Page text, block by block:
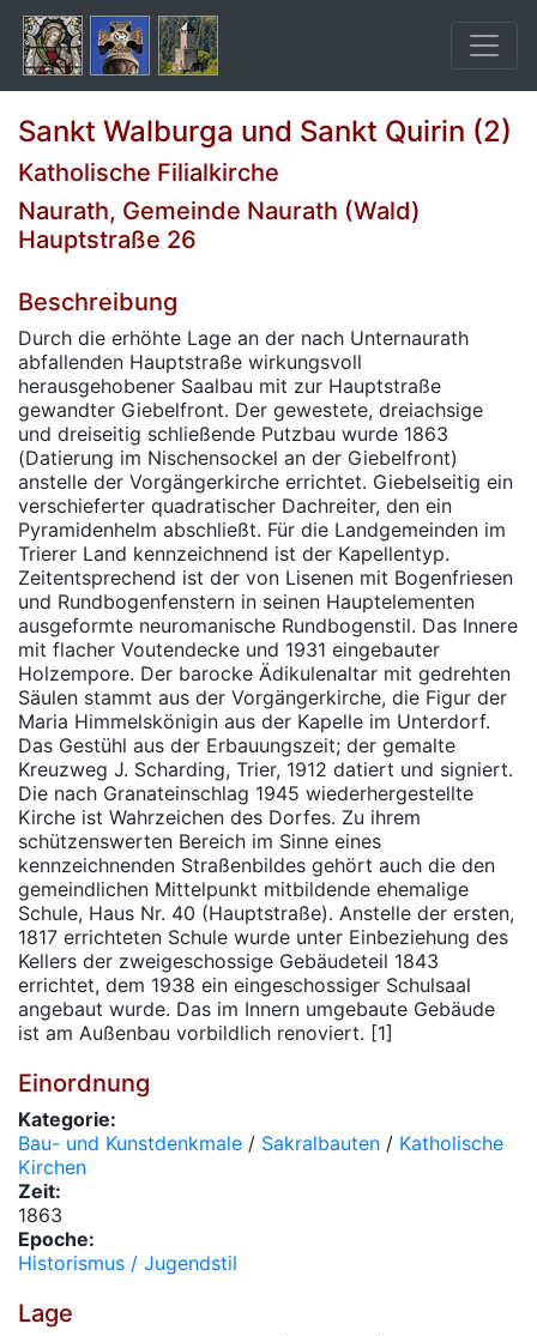
Sankt Walburga und Sankt Quirin (2)
Katholische Filialkirche
Naurath, Gemeinde Naurath (Wald)
Hauptstraße 26
Beschreibung
Durch die erhöhte Lage an der nach Unternaurath
abfallenden Hauptstraße wirkungsvoll
herausgehobener Saalbau mit zur Hauptstraße
gewandter Giebelfront. Der gewestete, dreiachsige
und dreiseitig schließende Putzbau wurde 1863
(Datierung im Nischensockel an der Giebelfront)
anstelle der Vorgängerkirche errichtet. Giebelseitig ein
verschieferter quadratischer Dachreiter, den ein
Pyramidenhelm abschließt. Für die Landgemeinden im
Trierer Land kennzeichnend ist der Kapellentyp.
Zeitentsprechend ist der von Lisenen mit Bogenfriesen
und Rundbogenfenstern in seinen Hauptelementen
ausgeformte neuromanische Rundbogenstil. Das Innere
mit flacher Voutendecke und 1931 eingebauter
Holzempore. Der barocke Ädikulenaltar mit gedrehten
Säulen stammt aus der Vorgängerkirche, die Figur der
Maria Himmelskönigin aus der Kapelle im Unterdorf.
Das Gestühl aus der Erbauungszeit; der gemalte
Kreuzweg J. Scharding, Trier, 1912 datiert und signiert.
Die nach Granateinschlag 1945 wiederhergestellte
Kirche ist Wahrzeichen des Dorfes. Zu ihrem
schützenswerten Bereich im Sinne eines
kennzeichnenden Straßenbildes gehört auch die den
gemeindlichen Mittelpunkt mitbildende ehemalige
Schule, Haus Nr. 40 (Hauptstraße). Anstelle der ersten,
1817 errichteten Schule wurde unter Einbeziehung des
Kellers der zweigeschossige Gebäudeteil 1843
errichtet, dem 1938 ein eingeschossiger Schulsaal
angebaut wurde. Das im Innern umgebaute Gebäude
ist am Außenbau vorbildlich renoviert. [1]
Einordnung
Kategorie:
Bau- und Kunstdenkmale / Sakralbauten / Katholische
Kirchen
Zeit:
1863
Epoche:
Historismus / Jugendstil
Lage